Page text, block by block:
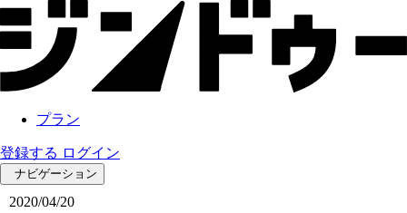
プラン
登録する ログイン
ナビゲーション
2020/04/20